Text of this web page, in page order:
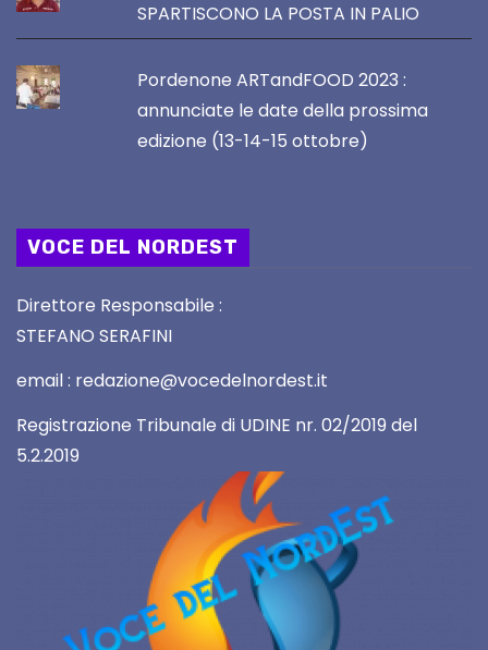
SPARTISCONO LA POSTA IN PALIO
Pordenone ARTandFOOD 2023 :
annunciate le date della prossima
edizione (13-14-15 ottobre)
VOCE DEL NORDEST
Direttore Responsabile :
STEFANO SERAFINI
email : redazione@vocedelnordest.it
Registrazione Tribunale di UDINE nr. 02/2019 del
5.2.2019